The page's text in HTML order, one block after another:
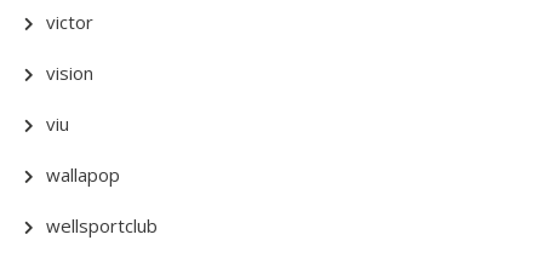
victor
vision
viu
wallapop
wellsportclub